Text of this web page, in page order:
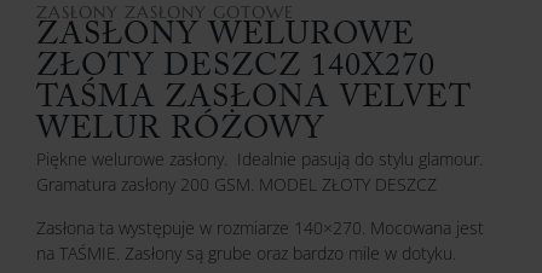
ZASŁONY ZASŁONY GOTOWE
ZASŁONY WELUROWE
ZŁOTY DESZCZ 140X270
TAŚMA ZASŁONA VELVET
WELUR RÓŻOWY
Piękne welurowe zasłony. Idealnie pasują do stylu glamour.
Gramatura zasłony 200 GSM. MODEL ZŁOTY DESZCZ
Zasłona ta występuje w rozmiarze 140×270. Mocowana jest
na TAŚMIE. Zasłony są grube oraz bardzo mile w dotyku.